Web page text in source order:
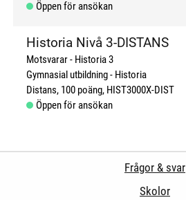
Öppen för ansökan
Historia Nivå 3-DISTANS
Motsvarar - Historia 3
Gymnasial utbildning
Historia
Distans 100 poäng HIST3000X-DIST
Öppen för ansökan
Frågor & svar
Skolor